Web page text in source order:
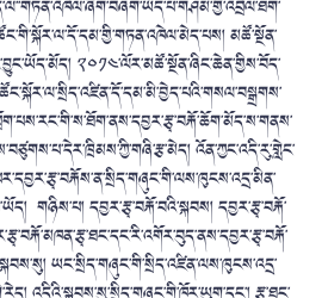
མཚོ་སྔོན་
༢༠༡༤་ལོར་མཚོ་སྔོན་ཞིང་ཆེན་གྱིས་བོད་
འོན་ཀྱང་འདི་རུ་གླེང་
གཉིས་པ། དབྱར་རྩྭ་བརྐོ་བའི་སྐབས། དབྱར་རྩྭ་བརྐོ་
ཡང་སྲིད་གཞུང་གི་སྲིད་འཛིན་ལས་ཁུངས་འདྲ་